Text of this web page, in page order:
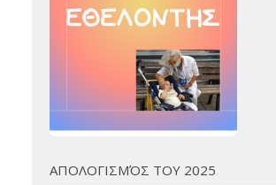
ΑΠΟΛΟΓΙΣΜΌΣ ΤΟΥ 2025